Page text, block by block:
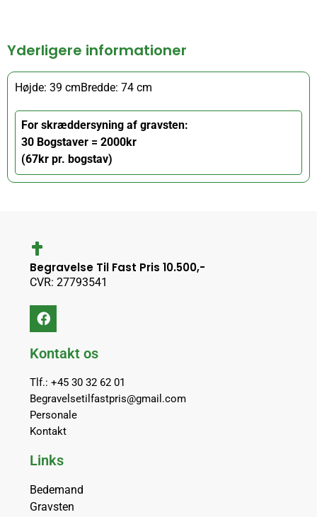
Yderligere informationer
Højde: 39 cmBredde: 74 cm
For skræddersyning af gravsten:
30 Bogstaver = 2000kr
(67kr pr. bogstav)
Begravelse Til Fast Pris 10.500,-
CVR: 27793541
Kontakt os
Tlf.: +45 30 32 62 01
Begravelsetilfastpris@gmail.com
Personale
Kontakt
Links
Bedemand
Gravsten